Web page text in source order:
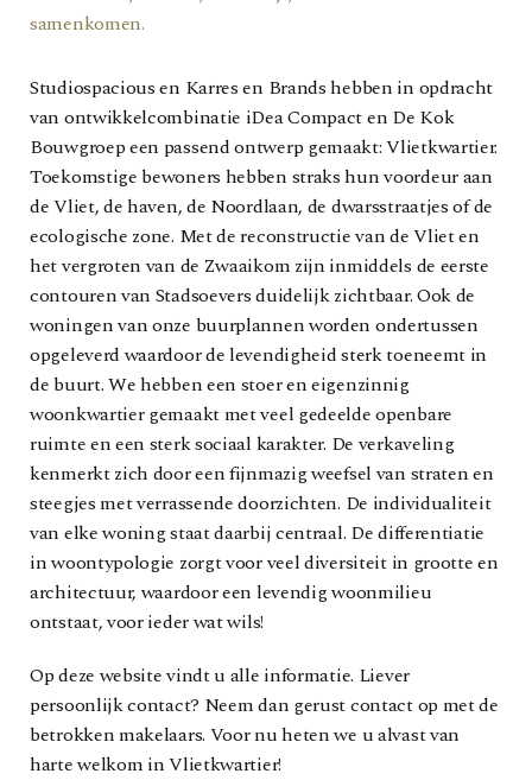
samenkomen.
Studiospacious en Karres en Brands hebben in opdracht
van ontwikkelcombinatie iDea Compact en De Kok
Bouwgroep een passend ontwerp gemaakt: Vlietkwartier.
Toekomstige bewoners hebben straks hun voordeur aan
de Vliet, de haven, de Noordlaan, de dwarsstraatjes of de
ecologische zone. Met de reconstructie van de Vliet en
het vergroten van de Zwaaikom zijn inmiddels de eerste
contouren van Stadsoevers duidelijk zichtbaar. Ook de
woningen van onze buurplannen worden ondertussen
opgeleverd waardoor de levendigheid sterk toeneemt in
de buurt. We hebben een stoer en eigenzinnig
woonkwartier gemaakt met veel gedeelde openbare
ruimte en een sterk sociaal karakter. De verkaveling
kenmerkt zich door een fijnmazig weefsel van straten en
steegjes met verrassende doorzichten. De individualiteit
van elke woning staat daarbij centraal. De differentiatie
in woontypologie zorgt voor veel diversiteit in grootte en
architectuur, waardoor een levendig woonmilieu
ontstaat, voor ieder wat wils!
Op deze website vindt u alle informatie. Liever
persoonlijk contact? Neem dan gerust contact op met de
betrokken makelaars. Voor nu heten we u alvast van
harte welkom in Vlietkwartier!